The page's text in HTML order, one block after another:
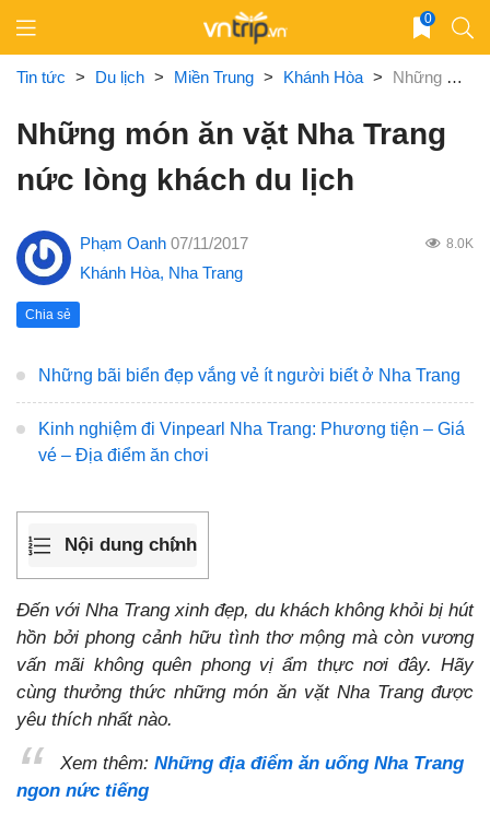
content
0
Tin tức > Du lịch > Miền Trung > Khánh Hòa > Những món ăn vặt Nha Trang nức lòng khách du lịch
Những món ăn vặt Nha Trang
nức lòng khách du lịch
Phạm Oanh 07/11/2017 8.0K
Khánh Hòa, Nha Trang
Chia sẻ
Những bãi biển đẹp vắng vẻ ít người biết ở Nha Trang
Kinh nghiệm đi Vinpearl Nha Trang: Phương tiện – Giá
vé – Địa điểm ăn chơi
Nội dung chính
Đến với Nha Trang xinh đẹp, du khách không khỏi bị hút
hồn bởi phong cảnh hữu tình thơ mộng mà còn vương
vấn mãi không quên phong vị ẩm thực nơi đây. Hãy
cùng thưởng thức những món ăn vặt Nha Trang được
yêu thích nhất nào.
Xem thêm: Những địa điểm ăn uống Nha Trang
ngon nức tiếng